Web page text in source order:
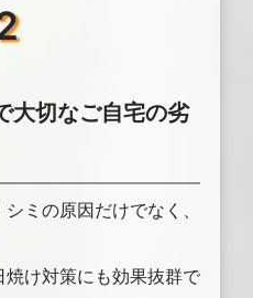
大切なご自宅の劣
ミの原因だけでなく、
け対策にも効果抜群で